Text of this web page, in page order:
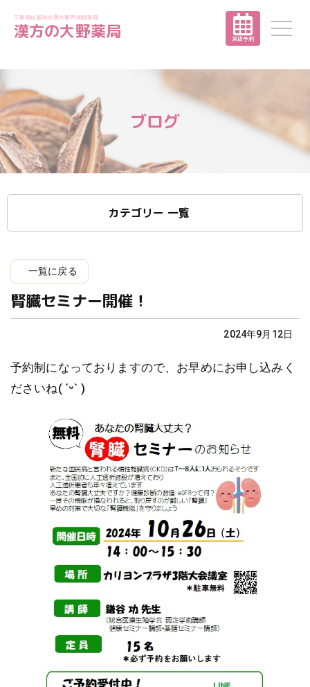
三重県松阪市の漢方専門相談薬局
漢方の大野薬局 来店予約
ブログ
カテゴリー 一覧
一覧に戻る
腎臓セミナー開催！
2024年9月12日
予約制になっておりますので、お早めにお申し込みく
ださいね( ˊᵕˋ )